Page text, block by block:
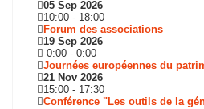
05 Sep 2026
10:00 - 18:00
Forum des associations
19 Sep 2026
0:00 - 0:00
Journées européennes du
21 Nov 2026
15:00 - 17:30
Conférence "Les outils de la